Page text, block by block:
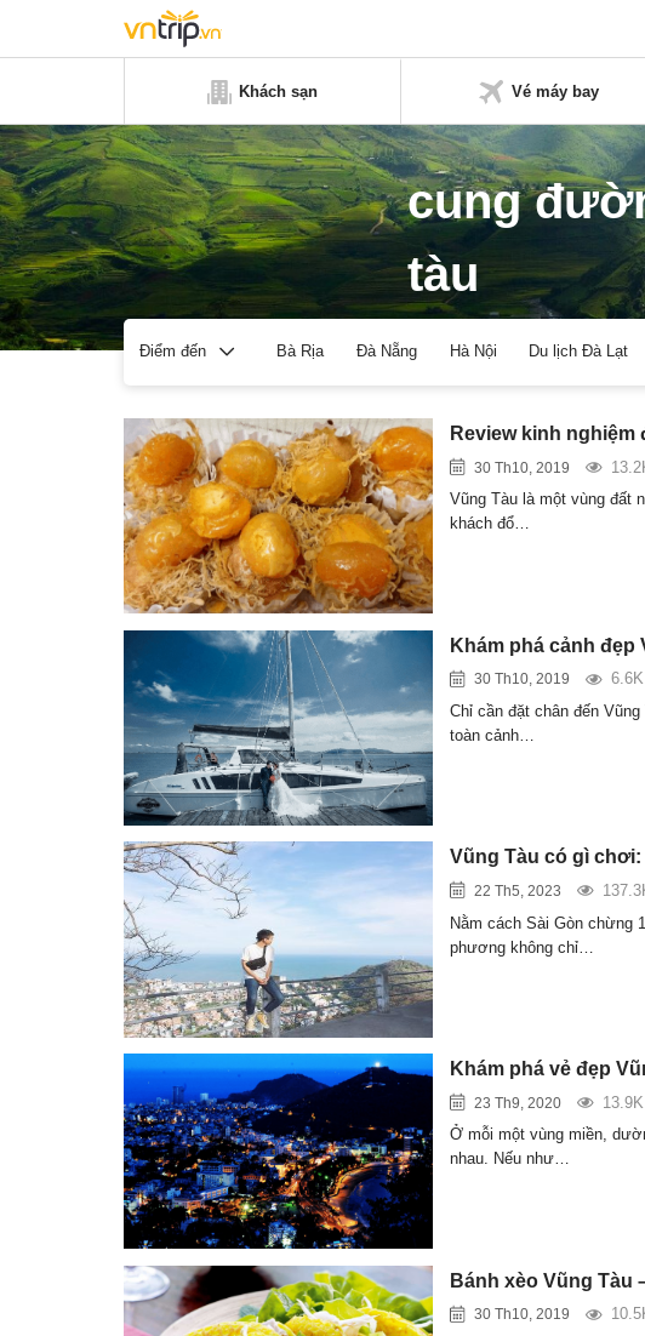
Khách sạn Vé máy bay
cung
tàu
Điểm đến Bà Rịa Đà Nẵng Hà Nội Du lịch Đà Lạt
Review kinh nghiệm
30 Th10, 2019
Vũng Tàu là một vùng đất
khách đổ…
Khám phá cảnh đẹp
30 Th10, 2019
Chỉ cần đặt chân đến
toàn cảnh…
Vũng Tàu có gì
22 Th5, 2023
Nằm cách Sài Gòn chừng
phương không chỉ…
Khám phá vẻ đẹp
23 Th9, 2020
Ở mỗi một vùng miền,
nhau. Nếu như…
Bánh xèo Vũng Tàu
30 Th10, 2019